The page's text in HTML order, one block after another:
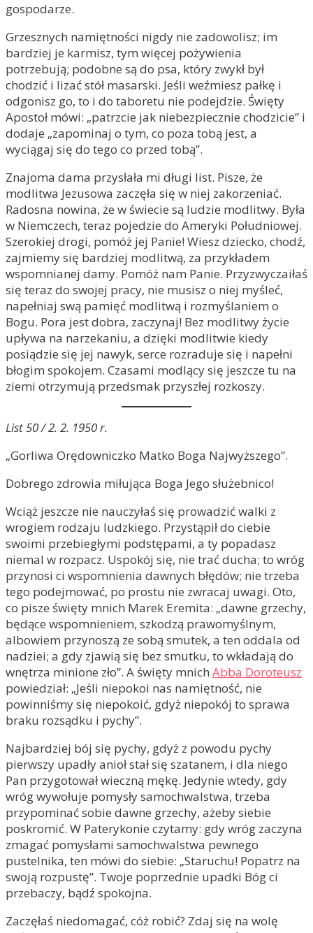
gospodarze.
Grzesznych namiętności nigdy nie zadowolisz; im
bardziej je karmisz, tym więcej pożywienia
potrzebują; podobne są do psa, który zwykł był
chodzić i lizać stół masarski. Jeśli weźmiesz pałkę i
odgonisz go, to i do taboretu nie podejdzie. Święty
Apostoł mówi: „patrzcie jak niebezpiecznie chodzicie” i
dodaje „zapominaj o tym, co poza tobą jest, a
wyciągaj się do tego co przed tobą”.
Znajoma dama przysłała mi długi list. Pisze, że
modlitwa Jezusowa zaczęła się w niej zakorzeniać.
Radosna nowina, że w świecie są ludzie modlitwy. Była
w Niemczech, teraz pojedzie do Ameryki Południowej.
Szerokiej drogi, pomóż jej Panie! Wiesz dziecko, chodź,
zajmiemy się bardziej modlitwą, za przykładem
wspomnianej damy. Pomóż nam Panie. Przyzwyczaiłaś
się teraz do swojej pracy, nie musisz o niej myśleć,
napełniaj swą pamięć modlitwą i rozmyślaniem o
Bogu. Pora jest dobra, zaczynaj! Bez modlitwy życie
upływa na narzekaniu, a dzięki modlitwie kiedy
posiądzie się jej nawyk, serce rozraduje się i napełni
błogim spokojem. Czasami modlący się jeszcze tu na
ziemi otrzymują przedsmak przyszłej rozkoszy.
List 50 / 2. 2. 1950 r.
„Gorliwa Orędowniczko Matko Boga Najwyższego”.
Dobrego zdrowia miłująca Boga Jego służebnico!
Wciąż jeszcze nie nauczyłaś się prowadzić walki z
wrogiem rodzaju ludzkiego. Przystąpił do ciebie
swoimi przebiegłymi podstępami, a ty popadasz
niemal w rozpacz. Uspokój się, nie trać ducha; to wróg
przynosi ci wspomnienia dawnych błędów; nie trzeba
tego podejmować, po prostu nie zwracaj uwagi. Oto,
co pisze święty mnich Marek Eremita: „dawne grzechy,
będące wspomnieniem, szkodzą prawomyślnym,
albowiem przynoszą ze sobą smutek, a ten oddala od
nadziei; a gdy zjawią się bez smutku, to wkładają do
wnętrza minione zło”. A święty mnich Abba Doroteusz
powiedział: „Jeśli niepokoi nas namiętność, nie
powinniśmy się niepokoić, gdyż niepokój to sprawa
braku rozsądku i pychy”.
Najbardziej bój się pychy, gdyż z powodu pychy
pierwszy upadły anioł stał się szatanem, i dla niego
Pan przygotował wieczną mękę. Jedynie wtedy, gdy
wróg wywołuje pomysły samochwalstwa, trzeba
przypominać sobie dawne grzechy, ażeby siebie
poskromić. W Paterykonie czytamy: gdy wróg zaczyna
zmagać pomysłami samochwalstwa pewnego
pustelnika, ten mówi do siebie: „Staruchu! Popatrz na
swoją rozpustę”. Twoje poprzednie upadki Bóg ci
przebaczy, bądź spokojna.
Zaczęłaś niedomagać, cóż robić? Zdaj się na wolę